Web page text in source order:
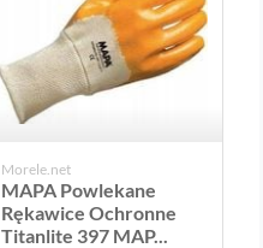
Morele.net
MAPA Powlekane
Rękawice Ochronne
Titanlite 397 MAP...